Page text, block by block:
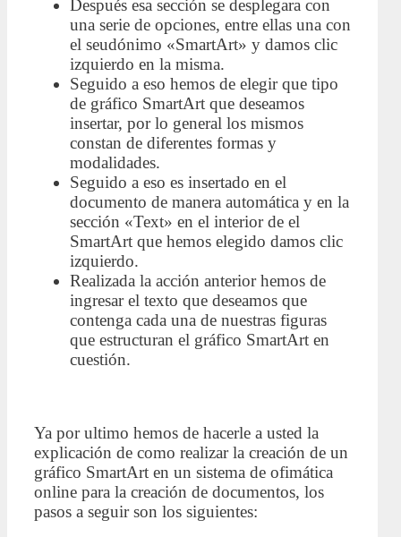
Después esa sección se desplegara con
una serie de opciones, entre ellas una con
el seudónimo «SmartArt» y damos clic
izquierdo en la misma.
Seguido a eso hemos de elegir que tipo
de gráfico SmartArt que deseamos
insertar, por lo general los mismos
constan de diferentes formas y
modalidades.
Seguido a eso es insertado en el
documento de manera automática y en la
sección «Text» en el interior de el
SmartArt que hemos elegido damos clic
izquierdo.
Realizada la acción anterior hemos de
ingresar el texto que deseamos que
contenga cada una de nuestras figuras
que estructuran el gráfico SmartArt en
cuestión.
Ya por ultimo hemos de hacerle a usted la
explicación de como realizar la creación de un
gráfico SmartArt en un sistema de ofimática
online para la creación de documentos, los
pasos a seguir son los siguientes: